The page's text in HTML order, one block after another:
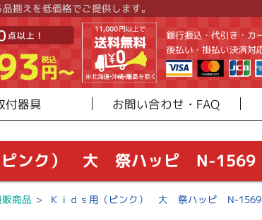
揃えを低価格でご提供します。
付器具 お問い合わせ・FAQ
ピンク） 大 祭ハッピ N-1569
商品 > Ｋｉｄｓ用（ピンク） 大 祭ハッピ N-1569